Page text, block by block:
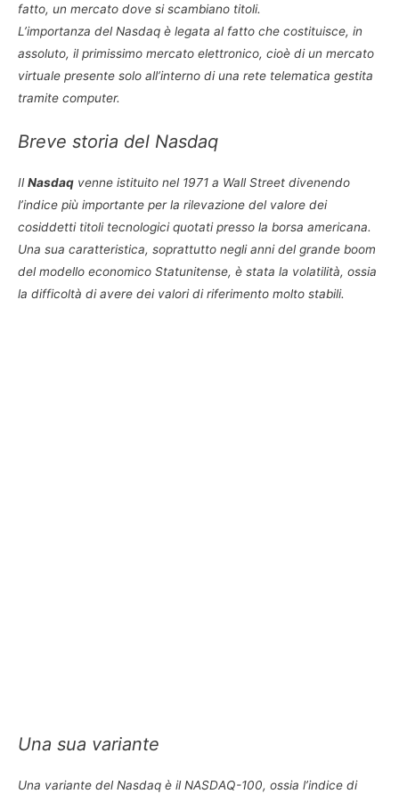
fatto, un mercato dove si scambiano titoli.
L’importanza del Nasdaq è legata al fatto che costituisce, in
assoluto, il primissimo mercato elettronico, cioè di un mercato
virtuale presente solo all’interno di una rete telematica gestita
tramite computer.
Breve storia del Nasdaq
IlNasdaq venne istituito nel 1971 a Wall Street divenendo
l’indice più importante per la rilevazione del valore dei
cosiddetti titoli tecnologici quotati presso la borsa americana.
Una sua caratteristica, soprattutto negli anni del grande boom
del modello economico Statunitense, è stata la volatilità, ossia
la difficoltà di avere dei valori di riferimento molto stabili.
Una sua variante
Una variante del Nasdaq è il NASDAQ-100, ossia l’indice di